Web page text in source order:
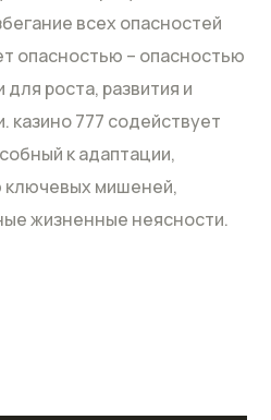
всех опасностей
опасностью – опасностью
роста, развития и
казино 777 содействует
к адаптации,
ключевых мишеней,
жизненные неясности.